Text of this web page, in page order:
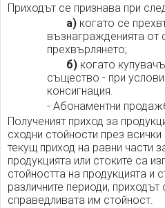
Приходът се признава при
а) когато се
възнагражденията от
прехвърлянето;
б) когато
същество - при
консигнация.
- Абонаментни
Полученият приход за
сходни стойности през
текущ приход на равни части
продукцията или стоките са
стойността на продукцията и
различните периоди,
справедливата им стойност.